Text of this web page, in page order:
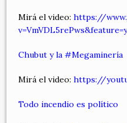
Mirá el video:https://
Chubut y la #Megaminería
Mirá el video:https://
Todo incendio es político